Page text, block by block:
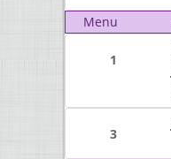
Menu
1
3